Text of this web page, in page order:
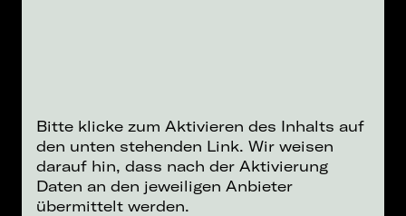
Bitte klicke zum Aktivieren des Inhalts auf
den unten stehenden Link. Wir weisen
darauf hin, dass nach der Aktivierung
Daten an den jeweiligen Anbieter
übermittelt werden.